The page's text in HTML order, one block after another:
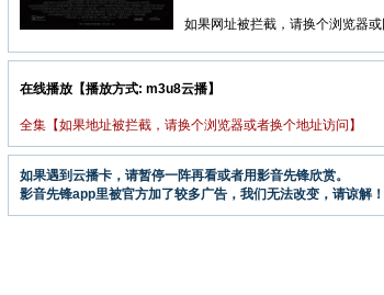
如果网址被拦截，请换个浏览器或
在线播放【播放方式: m3u8云播】
全集【如果地址被拦截，请换个浏览器或者换个地址访问】
如果遇到云播卡，请暂停一阵再看或者用影音先锋欣赏。
影音先锋app里被官方加了较多广告，我们无法改变，请谅解！